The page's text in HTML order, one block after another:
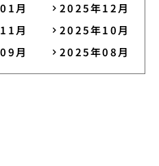
月
2025年12月
月
2025年10月
月
2025年08月